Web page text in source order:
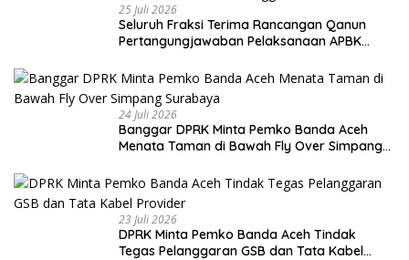
25 Juli 2026
Seluruh Fraksi Terima Rancangan Qanun
Pertangungjawaban Pelaksanaan APBK
24 Juli 2026
Banggar DPRK Minta Pemko Banda Aceh
Menata Taman di Bawah Fly Over Simpang
23 Juli 2026
DPRK Minta Pemko Banda Aceh Tindak
Tegas Pelanggaran GSB dan Tata Kabel